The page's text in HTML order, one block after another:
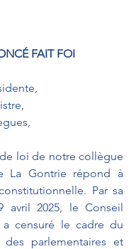
FAIT FOI
loi de notre collègue
La Gontrie répond à
Par sa
avril 2025, le Conseil
a censuré le cadre du
parlementaires et